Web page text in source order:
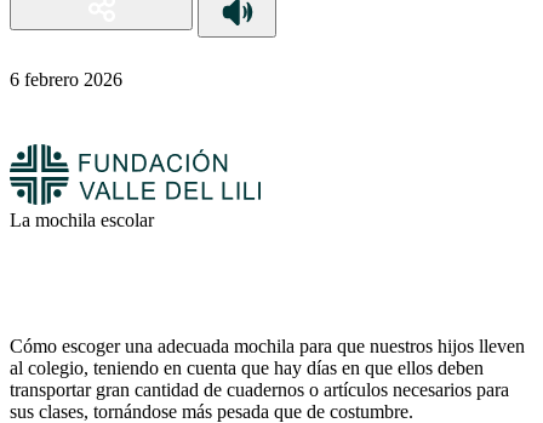
6 febrero 2026
La mochila escolar
Cómo escoger una adecuada mochila para que nuestros hijos lleven
al colegio, teniendo en cuenta que hay días en que ellos deben
transportar gran cantidad de cuadernos o artículos necesarios para
sus clases, tornándose más pesada que de costumbre.